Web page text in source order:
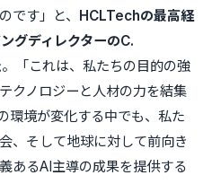
です」と、 HCLTechの最高経
グディレクターのC.
。「これは、私たちの目的の強
クノロジーと人材の力を結集
環境が変化する中でも、私た
、そして地球に対して前向き
あるAI主導の成果を提供する